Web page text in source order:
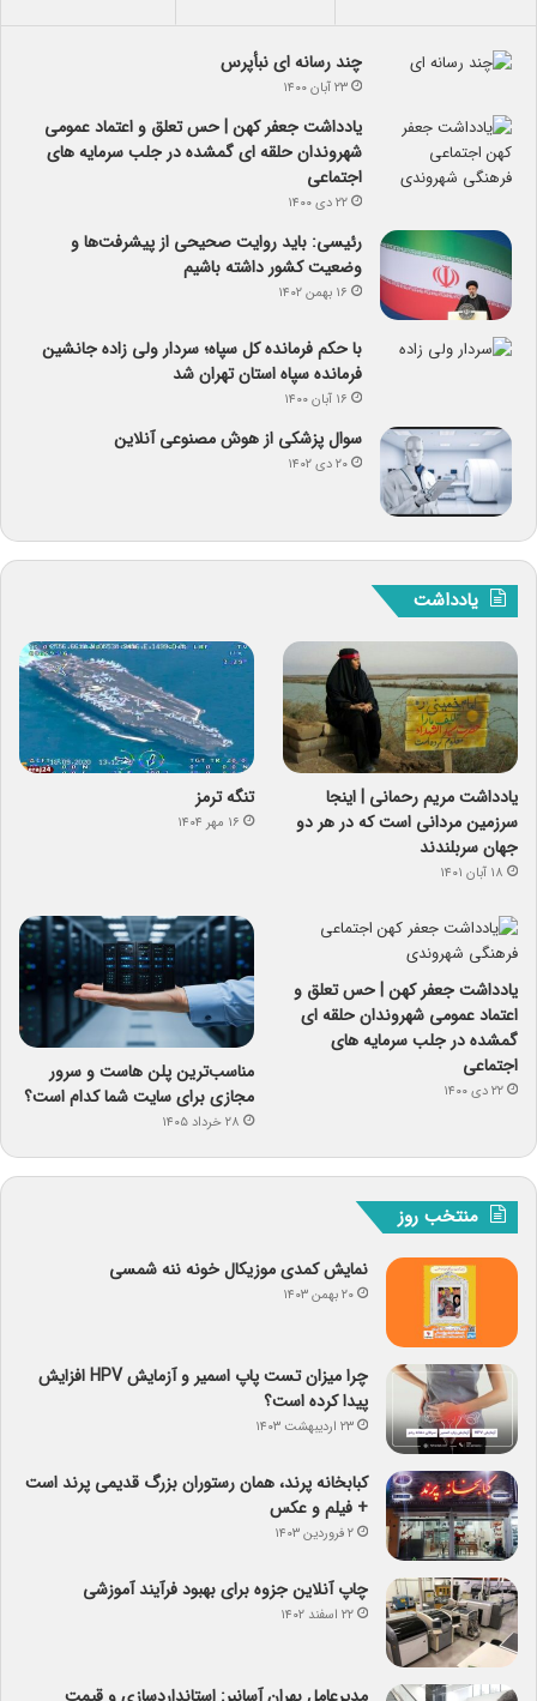
چند رسانه ای نبأپرس
۲۳ آبان ۱۴۰۰
یادداشت جعفر کهن | حس تعلق و اعتماد عمومی
شهروندان حلقه ای گمشده در جلب سرمایه های
اجتماعی
۲۲ دی ۱۴۰۰
رئیسی: باید روایت صحیحی از پیشرفت‌ها و
وضعیت کشور داشته باشیم
۱۶ بهمن ۱۴۰۲
با حکم فرمانده کل سپاه؛ سردار ولی زاده جانشین
فرمانده سپاه استان تهران شد
۱۶ آبان ۱۴۰۰
سوال پزشکی از هوش مصنوعی آنلاین
۲۰ دی ۱۴۰۲
یادداشت
یادداشت مریم رحمانی | اینجا
سرزمین مردانی است که در هر دو
جهان سربلندند
۱۸ آبان ۱۴۰۱
تنگه ترمز
۱۶ مهر ۱۴۰۴
یادداشت جعفر کهن | حس تعلق و
اعتماد عمومی شهروندان حلقه ای
گمشده در جلب سرمایه های
اجتماعی
۲۲ دی ۱۴۰۰
مناسب‌ترین پلن هاست و سرور
مجازی برای سایت شما کدام است؟
۲۸ خرداد ۱۴۰۵
منتخب روز
نمایش کمدی موزیکال خونه ننه شمسی
۲۰ بهمن ۱۴۰۳
چرا میزان تست پاپ اسمیر و آزمایش HPV افزایش
پیدا کرده است؟
۲۳ اردیبهشت ۱۴۰۳
کبابخانه پرند، همان رستوران بزرگ قدیمی پرند است
+ فیلم و عکس
۲ فروردین ۱۴۰۳
چاپ آنلاین جزوه برای بهبود فرآیند آموزشی
۲۲ اسفند ۱۴۰۲